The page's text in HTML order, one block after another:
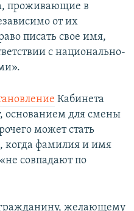
проживающие в
от их
писать свое имя,
с национально-
Кабинета
основанием для смены
может стать
когда фамилия и имя
совпадают по
желающему